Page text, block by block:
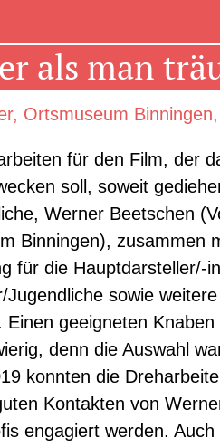
als man
Ortsmuseum
für den Film, der
soll, soweit
Werner Beetschen
Binningen), zusammen
für die Hauptdarsteller/-
Jugendliche sowie
Einen geeigneten
denn die Auswahl
konnten die
Kontakten von
engagiert werden.